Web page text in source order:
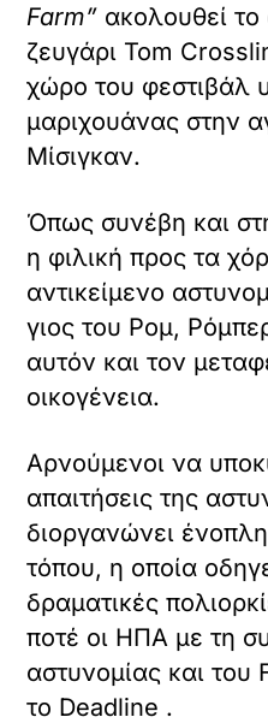
Farm” ακολουθεί
ζευγάρι Tom
χώρο του φεστιβάλ
μαριχουάνας στην
Μίσιγκαν.
Όπως συνέβη και
η φιλική προς τα
αντικείμενο
γιος του Ρομ,
αυτόν και τον
οικογένεια.
Αρνούμενοι να
απαιτήσεις της
διοργανώνει
τόπου, η οποία
δραματικές
ποτέ οι ΗΠΑ με τη
αστυνομίας και
το Deadline .